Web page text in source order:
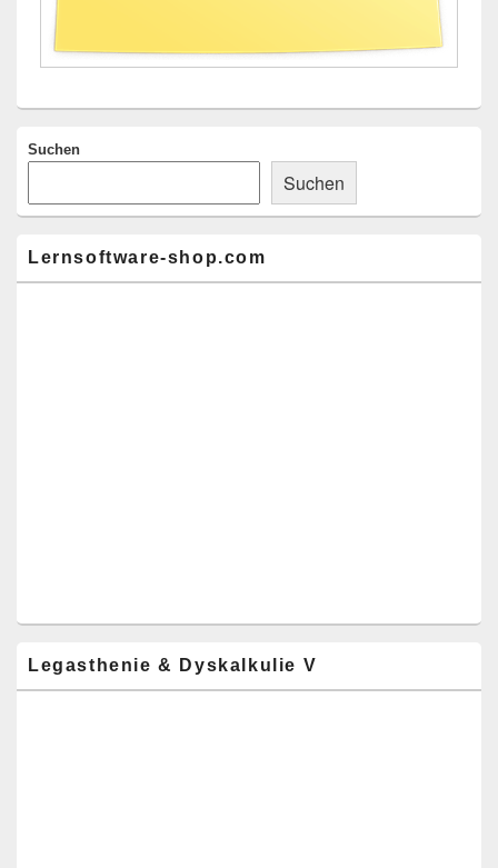
Suchen
Suchen
Lernsoftware-shop.com
Legasthenie & Dyskalkulie V